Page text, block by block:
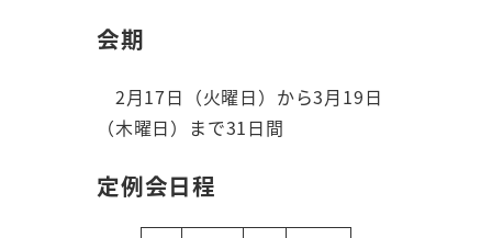
会期
2月17日（火曜日）から3月19日
（木曜日）まで31日間
定例会日程